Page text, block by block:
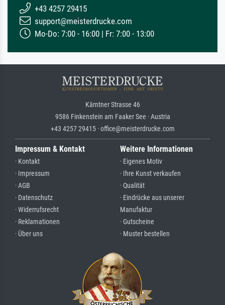
+43 4257 29415
support@meisterdrucke.com
Mo-Do: 7:00 - 16:00 | Fr: 7:00 - 13:00
Kärntner Strasse 46
9586 Finkenstein am Faaker See · Austria
+43 4257 29415 · office@meisterdrucke.com
Impressum & Kontakt
· Kontakt
· Impressum
· AGB
· Datenschutz
· Widerrufsrecht
· Reklamationen
· Über uns
Weitere Informationen
· Eigenes Motiv
· Ihre Kunst verkaufen
· Qualität
· Eindrücke aus unserer
Manufaktur
· Gutscheine
· Muster bestellen